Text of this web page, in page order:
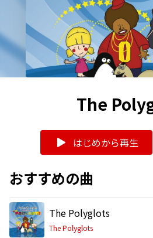
The
はじめから再生
おすすめの曲
The Polyglots
The Polyglots